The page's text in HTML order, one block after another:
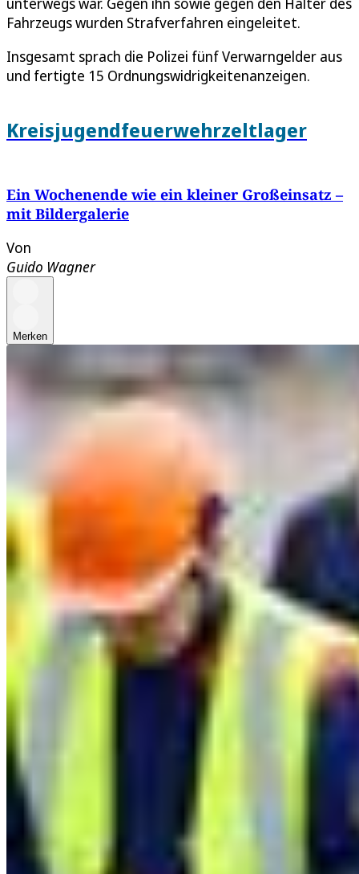
Fahrzeugs wurden Strafverfahren eingeleitet.
Insgesamt sprach die Polizei fünf Verwarngelder aus
und fertigte 15 Ordnungswidrigkeitenanzeigen.
Kreisjugendfeuerwehrzeltlager
Ein Wochenende wie ein kleiner Großeinsatz –
mit Bildergalerie
Von
Guido Wagner
Merken